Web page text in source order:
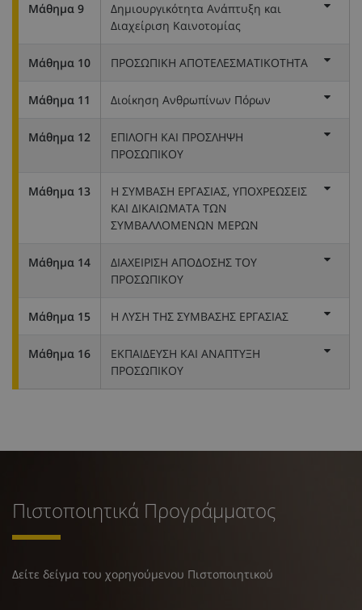
Μάθημα 9
Δημιουργικότητα Ανάπτυξη και
Διαχείριση Καινοτομίας
Μάθημα 10 ΠΡΟΣΩΠΙΚΗ ΑΠΟΤΕΛΕΣΜΑΤΙΚΟΤΗΤΑ
Μάθημα 11 Διοίκηση Ανθρωπίνων Πόρων
Μάθημα 12
ΕΠΙΛΟΓΗ ΚΑΙ ΠΡΟΣΛΗΨΗ
ΠΡΟΣΩΠΙΚΟΥ
Μάθημα 13
Η ΣΥΜΒΑΣΗ ΕΡΓΑΣΙΑΣ, ΥΠΟΧΡΕΩΣΕΙΣ
ΚΑΙ ΔΙΚΑΙΩΜΑΤΑ ΤΩΝ
ΣΥΜΒΑΛΛΟΜΕΝΩΝ ΜΕΡΩΝ
Μάθημα 14
ΔΙΑΧΕΙΡΙΣΗ ΑΠΟΔΟΣΗΣ ΤΟΥ
ΠΡΟΣΩΠΙΚΟΥ
Μάθημα 15 Η ΛΥΣΗ ΤΗΣ ΣΥΜΒΑΣΗΣ ΕΡΓΑΣΙΑΣ
Μάθημα 16
ΕΚΠΑΙΔΕΥΣΗ ΚΑΙ ΑΝΑΠΤΥΞΗ
ΠΡΟΣΩΠΙΚΟΥ
Πιστοποιητικά Προγράμματος
Δείτε δείγμα του χορηγούμενου Πιστοποιητικού